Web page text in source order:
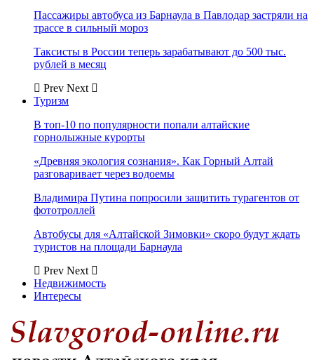
Пассажиры автобуса из Барнаула в Павлодар застряли на
трассе в сильный мороз
Таксисты в России теперь зарабатывают до 500 тыс.
рублей в месяц
Prev Next
Туризм
В топ-10 по популярности попали алтайские
горнолыжные курорты
«Древняя экология сознания». Как Горный Алтай
разговаривает через водоемы
Владимира Путина попросили защитить турагентов от
фототроллей
Автобусы для «Алтайской Зимовки» скоро будут ждать
туристов на площади Барнаула
Prev Next
Недвижимость
Интересы